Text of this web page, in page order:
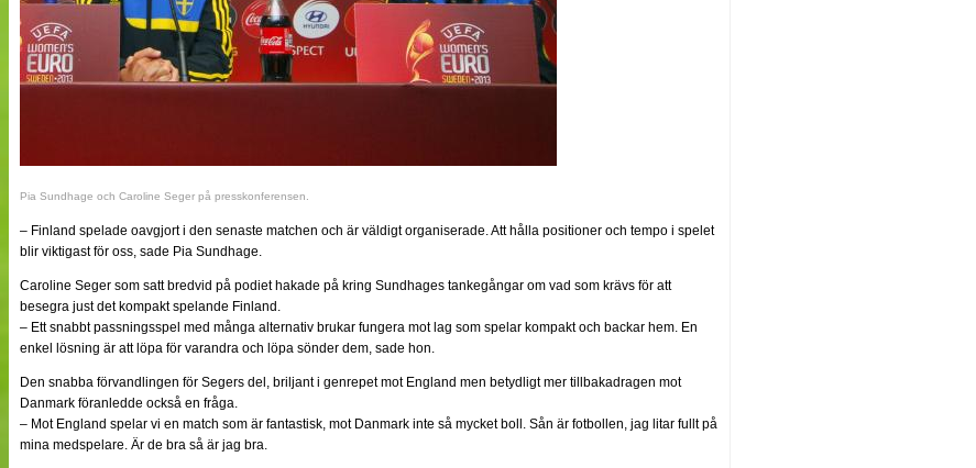
Pia Sundhage och Caroline Seger på presskonferensen.
– Finland spelade oavgjort i den senaste matchen och är väldigt organiserade. Att hålla positioner och tempo i spelet
blir viktigast för oss, sade Pia Sundhage.
Caroline Seger som satt bredvid på podiet hakade på kring Sundhages tankegångar om vad som krävs för att
besegra just det kompakt spelande Finland.
– Ett snabbt passningsspel med många alternativ brukar fungera mot lag som spelar kompakt och backar hem. En
enkel lösning är att löpa för varandra och löpa sönder dem, sade hon.
Den snabba förvandlingen för Segers del, briljant i genrepet mot England men betydligt mer tillbakadragen mot
Danmark föranledde också en fråga.
– Mot England spelar vi en match som är fantastisk, mot Danmark inte så mycket boll. Sån är fotbollen, jag litar fullt på
mina medspelare. Är de bra så är jag bra.